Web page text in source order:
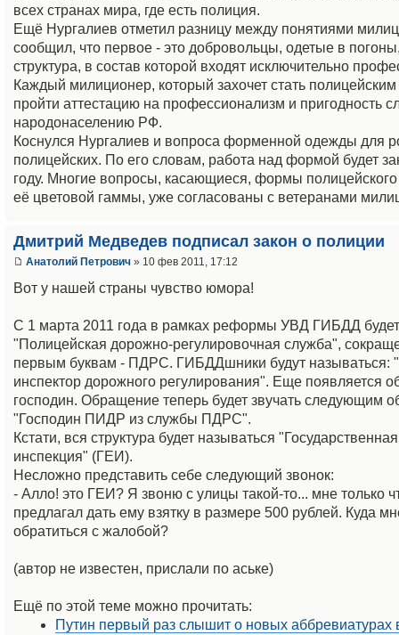
всех странах мира, где есть полиция.
Ещё Нургалиев отметил разницу между понятиями
сообщил, что первое - это добровольцы, одетые в
структура, в состав которой входят исключительно
Каждый милиционер, который захочет стать
пройти аттестацию на профессионализм и пригодность
народонаселению РФ.
Коснулся Нургалиев и вопроса форменной одежды для
полицейских. По его словам, работа над формой будет
году. Многие вопросы, касающиеся, формы полицейского
её цветовой гаммы, уже согласованы с ветеранами
Дмитрий Медведев подписал закон о полиции
Анатолий Петрович » 10 фев 2011, 17:12
Вот у нашей страны чувство юмора!
С 1 марта 2011 года в рамках реформы УВД ГИБДД
"Полицейская дорожно-регулировочная служба",
первым буквам - ПДРС. ГИБДДшники будут называться:
инспектор дорожного регулирования". Еще появляется
господин. Обращение теперь будет звучать следующим
"Господин ПИДР из службы ПДРС".
Кстати, вся структура будет называться
инспекция" (ГЕИ).
Несложно представить себе следующий звонок:
- Алло! это ГЕИ? Я звоню с улицы такой-то... мне только
предлагал дать ему взятку в размере 500 рублей. Куда
обратиться с жалобой?
(автор не известен, прислали по аське)
Ещё по этой теме можно прочитать:
Путин первый раз слышит о новых аббревиатурах